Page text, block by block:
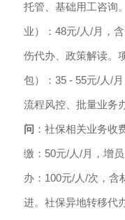
托管、基础用工咨询
业）：48元/人/月，
伤代办、政策解读。
包）：35 - 55元/人/
流程风控、批量业务
问 ：社保相关业务收
缴：50元/人/月，增
办：100元/人/次，含
进。社保异地转移代